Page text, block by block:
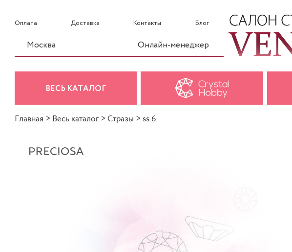
Оплата Доставка Контакты Блог
Москва Онлайн-менеджер
ВЕСЬ КАТАЛОГ
Главная > Весь каталог > Стразы > ss 6